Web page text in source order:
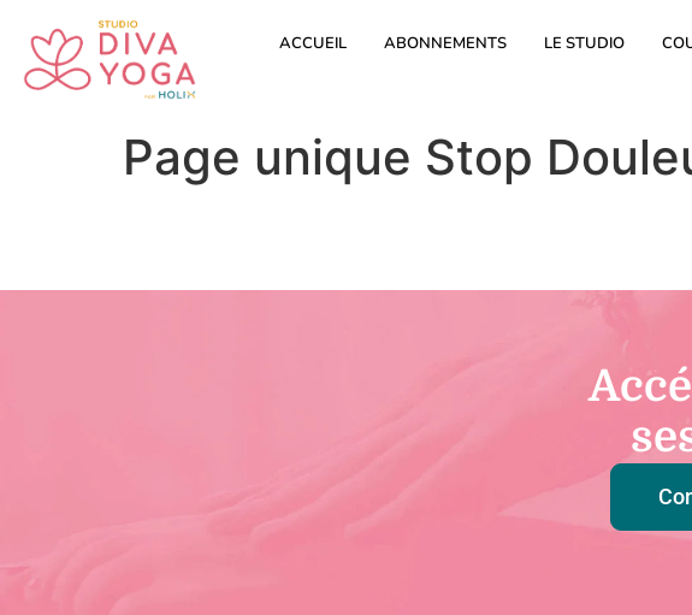
ACCUEIL ABONNEMENTS LE STUDIO
Page unique Stop